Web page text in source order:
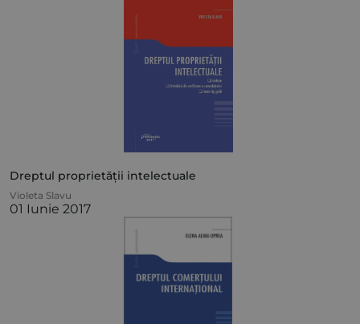
Dreptul proprietății intelectuale
Violeta Slavu
01 Iunie 2017